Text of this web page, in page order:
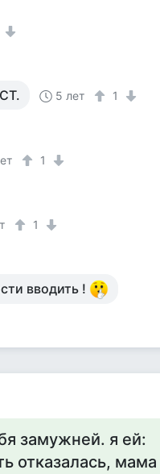
5 лет 1
1
1
вводить !
замужней. я ей:
отказалась, мама